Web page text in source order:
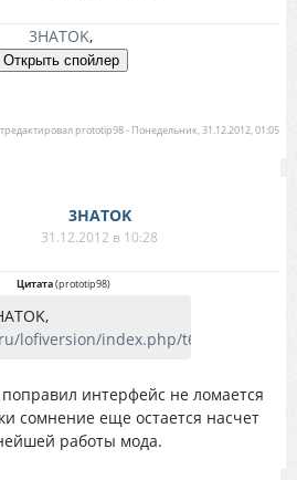
3HATOK,
prototip98- Понедельник, 31.12.2012, 01:05
3HATOK
31.12.2012 в 10:28
Цитата(prototip98)
lofiversion/index.php/t67470.html
интерфейс не ломается
сомнение еще остается насчет
работы мода.